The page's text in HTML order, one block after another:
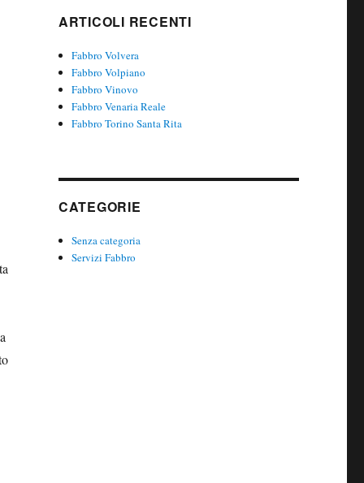
ARTICOLI RECENTI
Fabbro Volvera
Fabbro Volpiano
Fabbro Vinovo
Fabbro Venaria Reale
Fabbro Torino Santa Rita
CATEGORIE
Senza categoria
Servizi Fabbro